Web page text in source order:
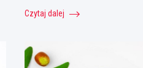
Czytaj dalej